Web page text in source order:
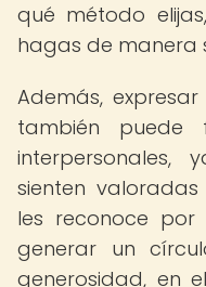
qué método
hagas de manera
Además,
también puede
sienten
les reconoce por
generar un
generosidad, en